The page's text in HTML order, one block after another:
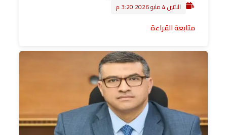
الاثنين 4 مايو 2026 3:20 م
متابعة القراءة